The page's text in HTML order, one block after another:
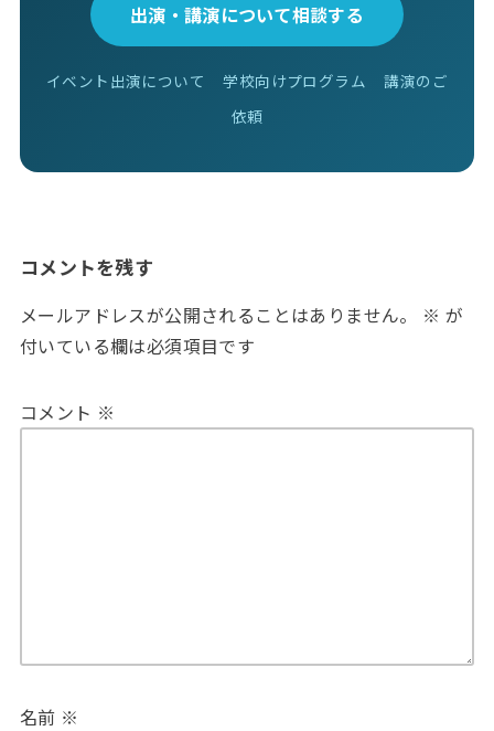
出演・講演について相談する
イベント出演について 学校向けプログラム
講演のご
依頼
コメントを残す
メールアドレスが公開されることはありません。 ※ が
付いている欄は必須項目です
コメント ※
名前 ※